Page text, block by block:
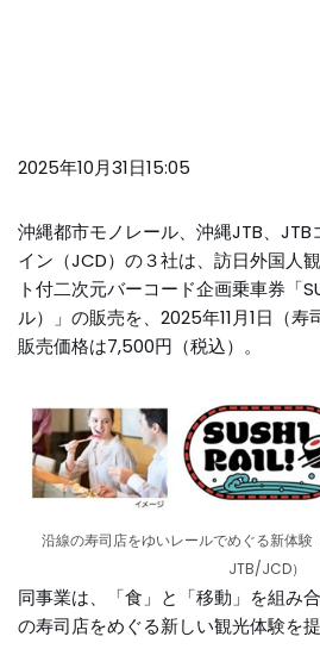
2025年10月31日15:05
沖縄都市モノレール、沖縄JTB、
イン（JCD）の３社は、訪日外国人
ト付二次元バーコード企画乗車券「
ル）」の販売を、2025年11月1日（寿
販売価格は7,500円（税込）。
沿線の寿司店をゆいレールでめぐる新体
JTB/JCD）
同事業は、「食」と「移動」を組み
の寿司店をめぐる新しい観光体験を提